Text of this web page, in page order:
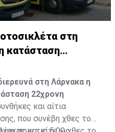
στη
κατάσταση
στη Λάρνακα η
22χρονη
και αίτια
που συνέβη χθες το